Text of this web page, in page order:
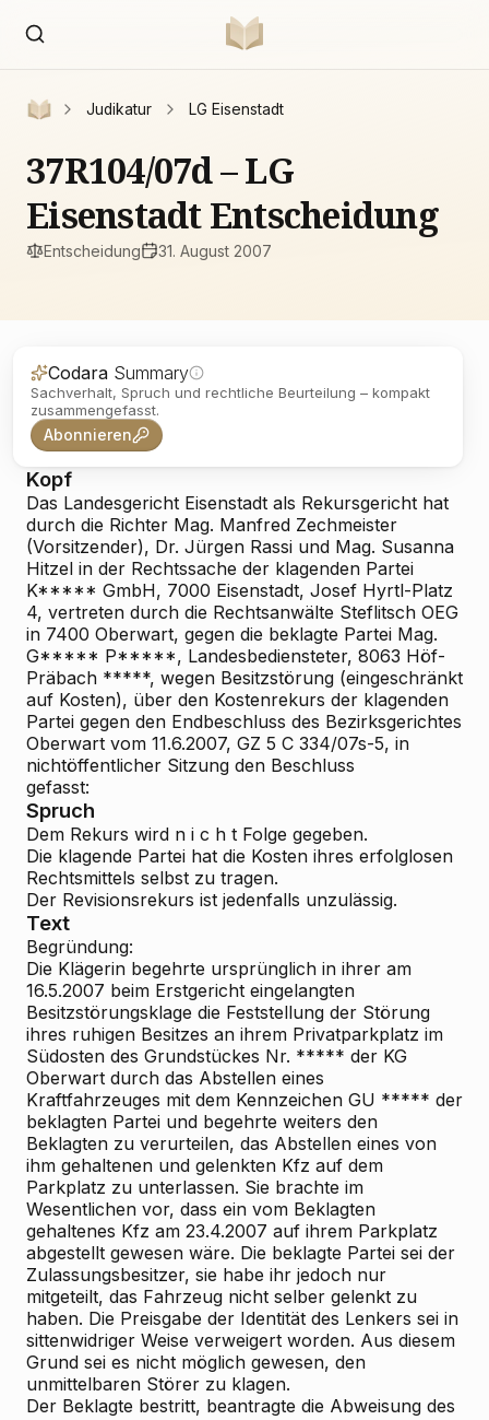
Judikatur LG Eisenstadt
37R104/07d – LG
Eisenstadt Entscheidung
Entscheidung 31. August 2007
Codara Summary
Sachverhalt, Spruch und rechtliche Beurteilung – kompakt
zusammengefasst.
Abonnieren
Kopf
Das Landesgericht Eisenstadt als Rekursgericht hat
durch die Richter Mag. Manfred Zechmeister
(Vorsitzender), Dr. Jürgen Rassi und Mag. Susanna
Hitzel in der Rechtssache der klagenden Partei
K***** GmbH, 7000 Eisenstadt, Josef Hyrtl-Platz
4, vertreten durch die Rechtsanwälte Steflitsch OEG
in 7400 Oberwart, gegen die beklagte Partei Mag.
G***** P*****, Landesbediensteter, 8063 Höf-
Präbach *****, wegen Besitzstörung (eingeschränkt
auf Kosten), über den Kostenrekurs der klagenden
Partei gegen den Endbeschluss des Bezirksgerichtes
Oberwart vom 11.6.2007, GZ 5 C 334/07s-5, in
nichtöffentlicher Sitzung den Beschluss
gefasst:
Spruch
Dem Rekurs wird n i c h t Folge gegeben.
Die klagende Partei hat die Kosten ihres erfolglosen
Rechtsmittels selbst zu tragen.
Der Revisionsrekurs ist jedenfalls unzulässig.
Text
Begründung:
Die Klägerin begehrte ursprünglich in ihrer am
16.5.2007 beim Erstgericht eingelangten
Besitzstörungsklage die Feststellung der Störung
ihres ruhigen Besitzes an ihrem Privatparkplatz im
Südosten des Grundstückes Nr. ***** der KG
Oberwart durch das Abstellen eines
Kraftfahrzeuges mit dem Kennzeichen GU ***** der
beklagten Partei und begehrte weiters den
Beklagten zu verurteilen, das Abstellen eines von
ihm gehaltenen und gelenkten Kfz auf dem
Parkplatz zu unterlassen. Sie brachte im
Wesentlichen vor, dass ein vom Beklagten
gehaltenes Kfz am 23.4.2007 auf ihrem Parkplatz
abgestellt gewesen wäre. Die beklagte Partei sei der
Zulassungsbesitzer, sie habe ihr jedoch nur
mitgeteilt, das Fahrzeug nicht selber gelenkt zu
haben. Die Preisgabe der Identität des Lenkers sei in
sittenwidriger Weise verweigert worden. Aus diesem
Grund sei es nicht möglich gewesen, den
unmittelbaren Störer zu klagen.
Der Beklagte bestritt, beantragte die Abweisung des